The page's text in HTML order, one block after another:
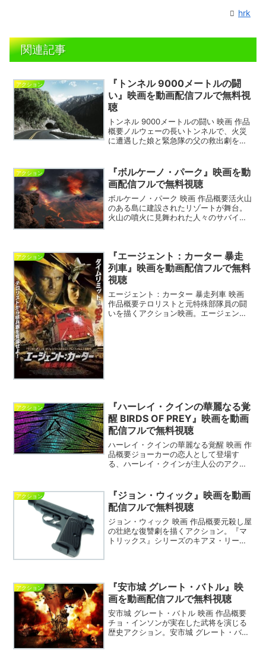
hrk
関連記事
アクション
『トンネル 9000メートルの闘
い』映画を動画配信フルで無料視
聴
トンネル 9000メートルの闘い 映画 作品
概要ノルウェーの長いトンネルで、火災
に遭遇した娘と緊急隊の父の救出劇を描
ルの闘い 動画を無料視聴できるVODサ...
アクション
『ボルケーノ・パーク』映画を動
画配信フルで無料視聴
ボルケーノ・パーク 映画 作品概要活火山
のある島に建設されたリゾートが舞台。
火山の噴火に見舞われた人々のサバイバ
※ こちら...
アクション
『エージェント：カーター 暴走
列車』映画を動画配信フルで無料
視聴
エージェント：カーター 暴走列車 映画
作品概要テロリストと元特殊部隊員の闘
いを描くアクション映画。エージェン
アクション
『ハーレイ・クインの華麗なる覚
醒 BIRDS OF PREY』映画を動画
配信フルで無料視聴
ハーレイ・クインの華麗なる覚醒 映画 作
品概要ジョーカーの恋人として登場す
る、ハーレイ・クインが主人公のアクシ
インの華麗なる覚醒 映画 DVD※ CD&DVD
のセットで...
アクション
『ジョン・ウィック』映画を動画
配信フルで無料視聴
ジョン・ウィック 映画 作品概要元殺し屋
の壮絶な復讐劇を描くアクション。『マ
トリックス』シリーズのキアヌ・リーヴ
アクション
『安市城 グレート・バトル』映
画を動画配信フルで無料視聴
安市城 グレート・バトル 映画 作品概要
チョ・インソンが実在した武将を演じる
歴史アクション。安市城 グレート・バト